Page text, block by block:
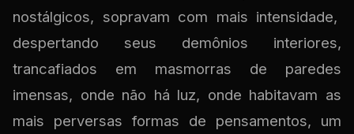
nostálgicos, sopravam com mais intensidade,
despertando seus demônios interiores,
trancafiados em masmorras de paredes
imensas, onde não há luz, onde habitavam as
mais perversas formas de pensamentos, um